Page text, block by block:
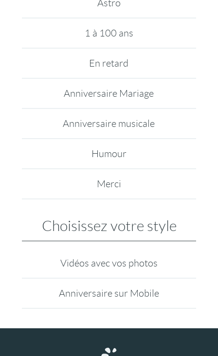
Astro
1 à 100 ans
En retard
Anniversaire Mariage
Anniversaire musicale
Humour
Merci
Choisissez votre style
Vidéos avec vos photos
Anniversaire sur Mobile